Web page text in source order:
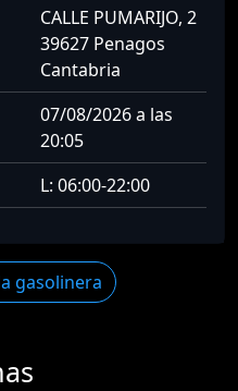
CALLE PUMARIJO, 2
39627 Penagos
Cantabria
07/08/2026 a las
20:05
L: 06:00-22:00
gasolinera